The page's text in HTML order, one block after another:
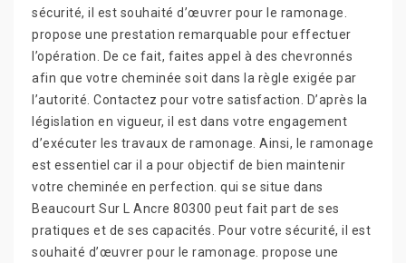
sécurité, il est souhaité d’œuvrer pour le ramonage.
propose une prestation remarquable pour effectuer
l’opération. De ce fait, faites appel à des chevronnés
afin que votre cheminée soit dans la règle exigée par
l’autorité. Contactez pour votre satisfaction. D’après la
législation en vigueur, il est dans votre engagement
d’exécuter les travaux de ramonage. Ainsi, le ramonage
est essentiel car il a pour objectif de bien maintenir
votre cheminée en perfection. qui se situe dans
Beaucourt Sur L Ancre 80300 peut fait part de ses
pratiques et de ses capacités. Pour votre sécurité, il est
souhaité d’œuvrer pour le ramonage. propose une